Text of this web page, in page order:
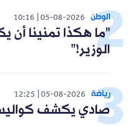
الوطن 05-08-2026
10:16
"ما هكذا تمنينا أن
الوزير!"
رياضة 05-08-2026
12:25
صادي يكشف